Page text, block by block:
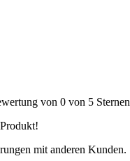
von 0 von 5 Sternen
mit anderen Kunden.